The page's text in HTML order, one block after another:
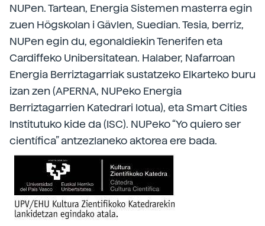
NUPen. Tartean, Energia Sistemen masterra egin
zuen Högskolan i Gävlen, Suedian. Tesia, berriz,
NUPen egin du, egonaldiekin Tenerifen eta
Cardiffeko Unibersitatean. Halaber, Nafarroan
Energia Berriztagarriak sustatzeko Elkarteko buru
izan zen (APERNA, NUPeko Energia
Berriztagarrien Katedrari lotua), eta Smart Cities
Institutuko kide da (ISC). NUPeko “Yo quiero ser
científica” antzezlaneko aktorea ere bada.